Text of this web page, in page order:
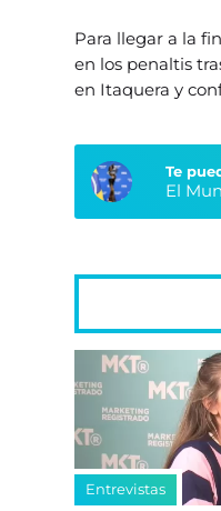
Para llegar a la
en los penaltis
en Itaquera y
Te
El
Entrevistas